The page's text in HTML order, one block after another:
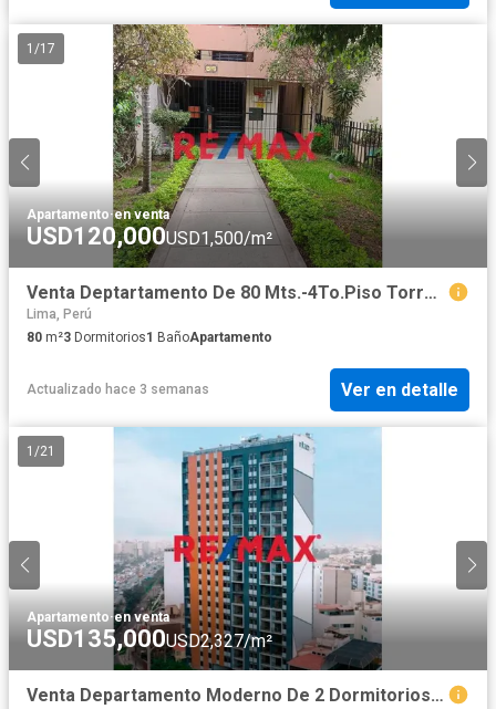
1 /17
Apartamento·en venta
USD120,000USD1,500/m²
Venta Deptartamento De 80 Mts.-4To.Piso Torres De San Borja
Lima, Perú
80 m²3 Dormitorios1 BañoApartamento
Actualizado hace 3 semanas Ver en detalle
1 /21
Apartamento·en venta
USD135,000USD2,327/m²
Venta Departamento Moderno De 2 Dormitorios En Surco En Edificio In Tower